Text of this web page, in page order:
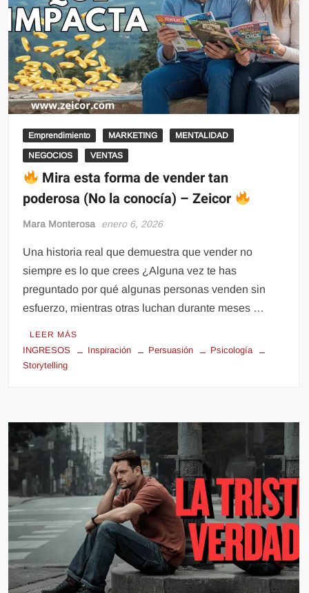
Emprendimiento MARKETING MENTALIDAD
NEGOCIOS VENTAS
Mira esta forma de vender tan
poderosa (No la conocía) – Zeicor
Mara Monterosa enero 6, 2026
Una historia real que demuestra que vender no
siempre es lo que crees ¿Alguna vez te has
preguntado por qué algunas personas venden sin
esfuerzo, mientras otras luchan durante meses …
LEER MÁS
INGRESOS Inspiración Persuasión
Psicología
Storytelling